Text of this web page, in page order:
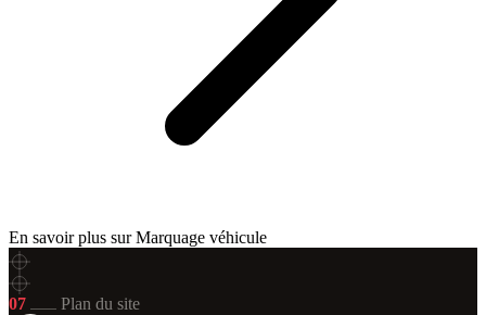
En savoir plus sur Marquage véhicule
07 Plan du site